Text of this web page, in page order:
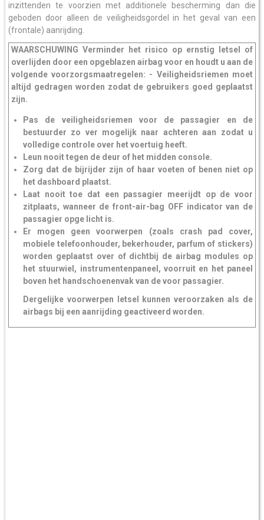
inzittenden te voorzien met additionele bescherming dan die
geboden door alleen de veiligheidsgordel in het geval van een
(frontale) aanrijding.
WAARSCHUWING Verminder het risico op ernstig letsel of
overlijden door een opgeblazen airbag voor en houdt u aan de
volgende voorzorgsmaatregelen: - Veiligheidsriemen moet
altijd gedragen worden zodat de gebruikers goed geplaatst
zijn.
Pas de veiligheidsriemen voor de passagier en de
bestuurder zo ver mogelijk naar achteren aan zodat u
volledige controle over het voertuig heeft.
Leun nooit tegen de deur of het midden console.
Zorg dat de bijrijder zijn of haar voeten of benen niet op
het dashboard plaatst.
Laat nooit toe dat een passagier meerijdt op de voor
zitplaats, wanneer de front-air-bag OFF indicator van de
passagier opge licht is.
Er mogen geen voorwerpen (zoals crash pad cover,
mobiele telefoonhouder, bekerhouder, parfum of stickers)
worden geplaatst over of dichtbij de airbag modules op
het stuurwiel, instrumentenpaneel, voorruit en het paneel
boven het handschoenenvak van de voor passagier.
Dergelijke voorwerpen letsel kunnen veroorzaken als de
airbags bij een aanrijding geactiveerd worden.